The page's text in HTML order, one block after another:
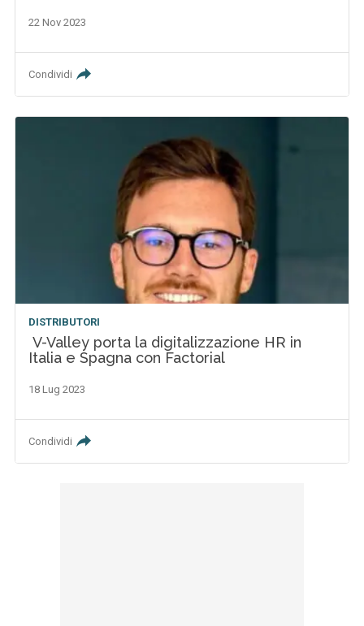
22 Nov 2023
Condividi
DISTRIBUTORI
V-Valley porta la digitalizzazione HR in
Italia e Spagna con Factorial
18 Lug 2023
Condividi